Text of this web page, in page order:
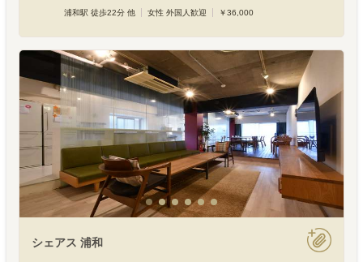
浦和駅 徒歩22分 他
女性 外国人歓迎 ￥36,000
シェアス 浦和